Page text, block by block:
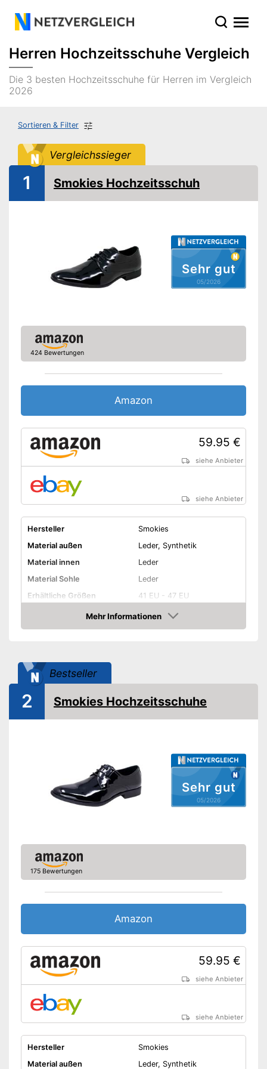
Herren Hochzeitsschuhe Vergleich
Die 3 besten Hochzeitsschuhe für Herren im Vergleich
2026
Sortieren & Filter
Vergleichssieger
Sehr gut
05/2026
1 Smokies Hochzeitsschuh
424 Bewertungen
Amazon
59.95 €
siehe Anbieter
siehe Anbieter
Hersteller
Smokies
Material außen
Leder, Synthetik
Material innen
Leder
Material Sohle
Leder
Erhältliche Größen
41 EU - 47 EU
Schwarz
Absatzhöhe
2,5 cm
Vorteile
Amazon Lieferzeit
Mehr Informationen
Amazon
Bestseller
Sehr gut
05/2026
2 Smokies Hochzeitsschuhe
175 Bewertungen
Amazon
59.95 €
siehe Anbieter
siehe Anbieter
Hersteller
Smokies
Material außen
Leder, Synthetik